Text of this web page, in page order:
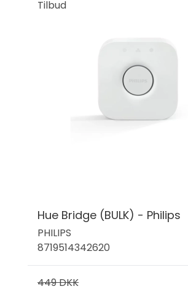
Tilbud
Hue Bridge (BULK) - Philips
PHILIPS
8719514342620
449 DKK